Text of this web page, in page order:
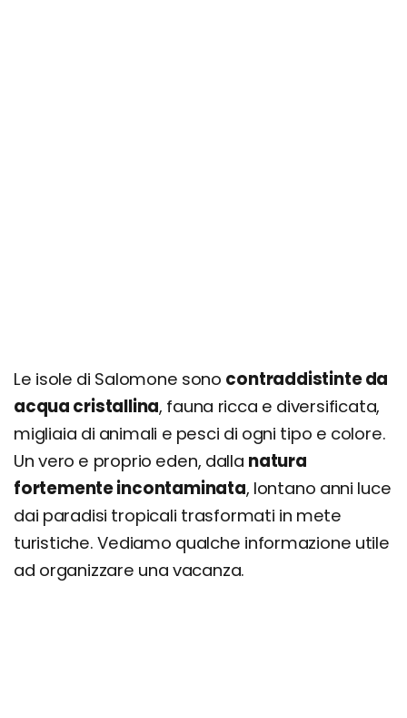
Le isole di Salomone sono contraddistinte da
acqua cristallina, fauna ricca e diversificata,
migliaia di animali e pesci di ogni tipo e colore.
Un vero e proprio eden, dalla natura
fortemente incontaminata, lontano anni luce
dai paradisi tropicali trasformati in mete
turistiche. Vediamo qualche informazione utile
ad organizzare una vacanza.